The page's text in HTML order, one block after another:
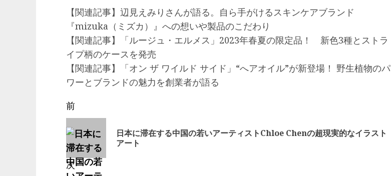
【関連記事】辺見えみりさんが語る。自ら⼿がけるスキンケアブランド
『mizuka（ミズカ）』への想いや製品のこだわり
【関連記事】「ルージュ・エルメス」2023年春夏の限定品！ 新色3種とストラ
イプ柄のケースを発売
【関連記事】「オン ザ ワイルド サイド」“へアオイル”が新登場！ 野生植物のパ
ワーとブランドの魅力を創業者が語る
投
稿
ナ
ビ
前
前
の
投
稿:
日本に滞在する中国の若いアーティストChloe Chenの超現実的なイラスト
アート
次